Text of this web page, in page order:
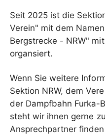
Seit 2025 ist die
Verein" mit dem
Bergstrecke - NRW"
organsiert.
Wenn Sie weitere
Sektion NRW, dem
der Dampfbahn Furka-
steht wir ihnen gerne
Ansprechpartner